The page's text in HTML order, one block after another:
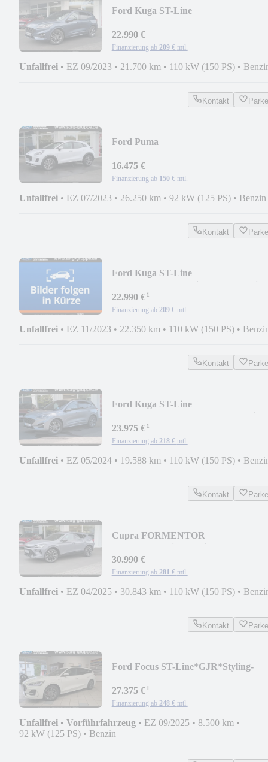
Ford Kuga ST-Line
P*
22.990 €
Finanzierung ab 209 € mtl.
Unfallfrei • EZ 09/2023 • 21.700 km • 110 kW (150 PS) •
Kontakt
Ford Puma
Paket*GJR
16.475 €
Finanzierung ab 150 € mtl.
Unfallfrei • EZ 07/2023 • 26.250 km • 92 kW (125 PS) • Benzin
Kontakt
Ford Kuga ST-Line
P
22.990 €¹
Finanzierung ab 209 € mtl.
Unfallfrei • EZ 11/2023 • 22.350 km • 110 kW (150 PS) •
Kontakt
Ford Kuga ST-Line
P
23.975 €¹
Finanzierung ab 218 € mtl.
Unfallfrei • EZ 05/2024 • 19.588 km • 110 kW (150 PS) •
Kontakt
Cupra FORMENTOR
P*Sound-S
30.990 €
Finanzierung ab 281 € mtl.
Unfallfrei • EZ 04/2025 • 30.843 km • 110 kW (150 PS) •
Kontakt
Ford Focus ST-Line*GJR*Styling-
27.375 €¹
Finanzierung ab 248 € mtl.
Unfallfrei • Vorführfahrzeug • EZ 09/2025 • 8.500 km •
92 kW (125 PS) • Benzin